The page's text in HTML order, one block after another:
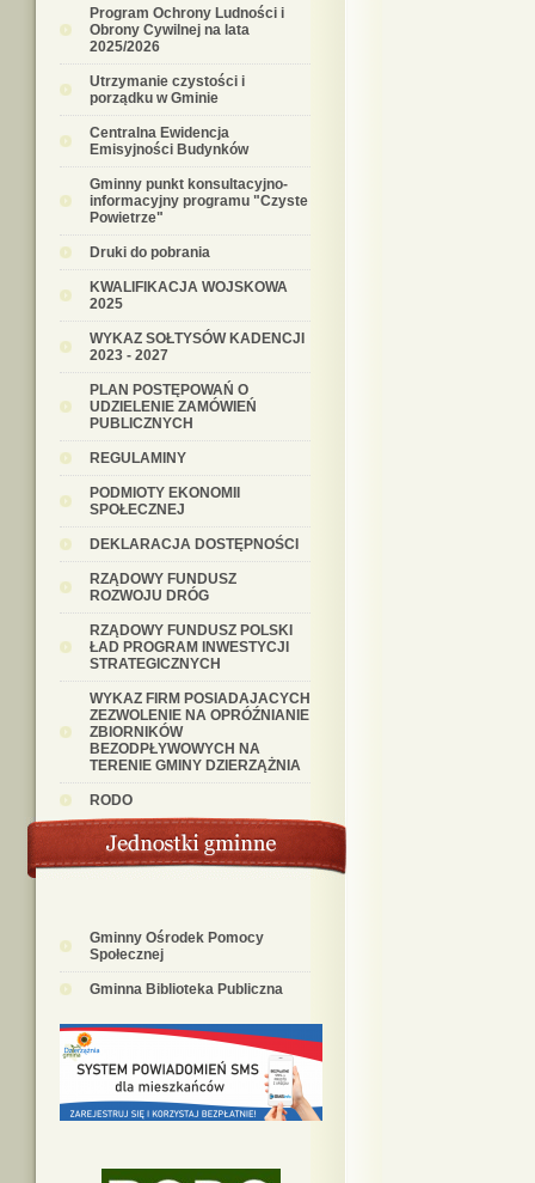
Program Ochrony Ludności i
Obrony Cywilnej na lata
2025/2026
Utrzymanie czystości i
porządku w Gminie
Centralna Ewidencja
Emisyjności Budynków
Gminny punkt konsultacyjno-
informacyjny programu "Czyste
Powietrze"
Druki do pobrania
KWALIFIKACJA WOJSKOWA
2025
WYKAZ SOŁTYSÓW KADENCJI
2023 - 2027
PLAN POSTĘPOWAŃ O
UDZIELENIE ZAMÓWIEŃ
PUBLICZNYCH
REGULAMINY
PODMIOTY EKONOMII
SPOŁECZNEJ
DEKLARACJA DOSTĘPNOŚCI
RZĄDOWY FUNDUSZ
ROZWOJU DRÓG
RZĄDOWY FUNDUSZ POLSKI
ŁAD PROGRAM INWESTYCJI
STRATEGICZNYCH
WYKAZ FIRM POSIADAJACYCH
ZEZWOLENIE NA OPRÓŹNIANIE
ZBIORNIKÓW
BEZODPŁYWOWYCH NA
TERENIE GMINY DZIERZĄŻNIA
RODO
Gminny Ośrodek Pomocy
Społecznej
Gminna Biblioteka Publiczna